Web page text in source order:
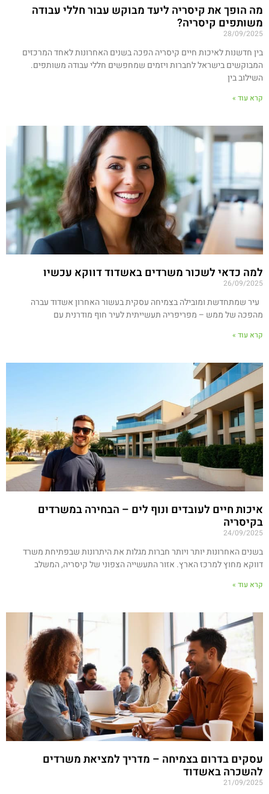
מה הופך את קיסריה ליעד מבוקש עבור חללי עבודה
משותפים קיסריה?
28/09/2025
בין חדשנות לאיכות חיים קיסריה הפכה בשנים האחרונות לאחד המרכזים
המבוקשים בישראל לחברות ויזמים שמחפשים חללי עבודה משותפים.
השילוב בין
קרא עוד »
למה כדאי לשכור משרדים באשדוד דווקא עכשיו
26/09/2025
עיר שמתחדשת ומובילה בצמיחה עסקית בעשור האחרון אשדוד עברה
מהפכה של ממש – מפריפריה תעשייתית לעיר חוף מודרנית עם
קרא עוד »
איכות חיים לעובדים ונוף לים – הבחירה במשרדים
בקיסריה
24/09/2025
בשנים האחרונות יותר ויותר חברות מגלות את היתרונות שבפתיחת משרד
דווקא מחוץ למרכז הארץ. אזור התעשייה הצפוני של קיסריה, המשלב
קרא עוד »
עסקים בדרום בצמיחה – מדריך למציאת משרדים
להשכרה באשדוד
21/09/2025